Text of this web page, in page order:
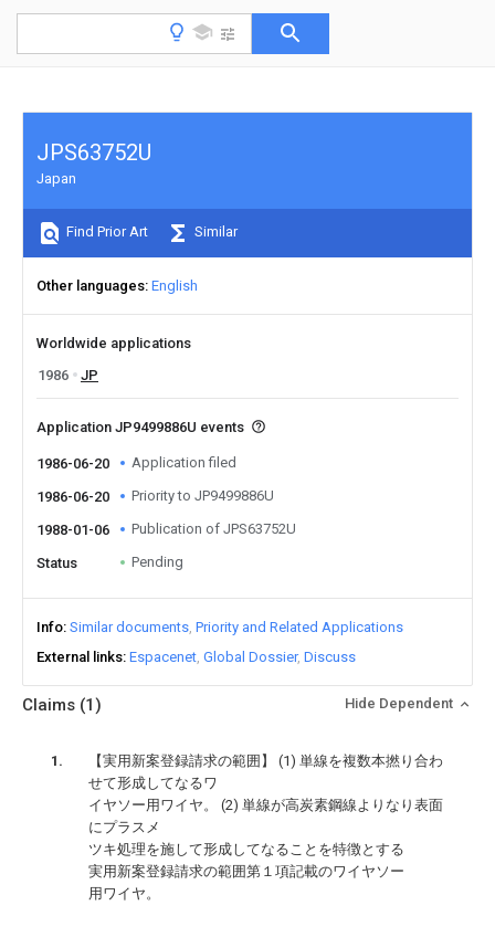
JPS63752U
Japan
Find Prior Art Similar
Other languages English
Worldwide applications
1986
JP
Application JP9499886U events
1986-06-20 Application filed
1986-06-20 Priority to JP9499886U
1988-01-06 Publication of JPS63752U
Status Pending
Info Similar documents Priority and Related Applications
External links Espacenet Global Dossier Discuss
Claims (1) Hide Dependent
【実用新案登録請求の範囲】 (1) 単線を複数本撚り合わ
せて形成してなるワ
イヤソー用ワイヤ。 (2) 単線が高炭素鋼線よりなり表面
にプラスメ
ツキ処理を施して形成してなることを特徴とする
実用新案登録請求の範囲第１項記載のワイヤソー
用ワイヤ。